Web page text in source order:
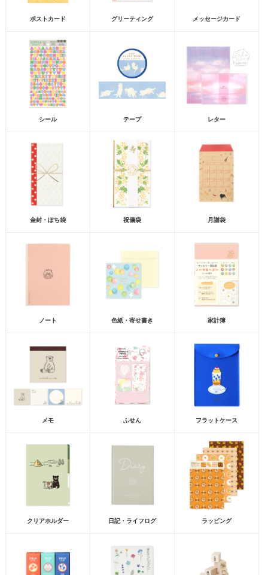
ポストカード グリーティング メッセージカード
シール テープ レター
金封・ぽち袋 祝儀袋 月謝袋
ノート 色紙・寄せ書き 家計簿
メモ ふせん フラットケース
クリアホルダー 日記・ライフログ ラッピング